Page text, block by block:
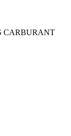
CARBURANT